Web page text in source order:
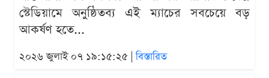
স্টেডিয়ামে অনুষ্ঠিতব্য এই ম্যাচের সবচেয়ে বড়
আকর্ষণ হতে...
২০২৬ জুলাই ০৭ ১৯:১৫:২৫ |বিস্তারিত